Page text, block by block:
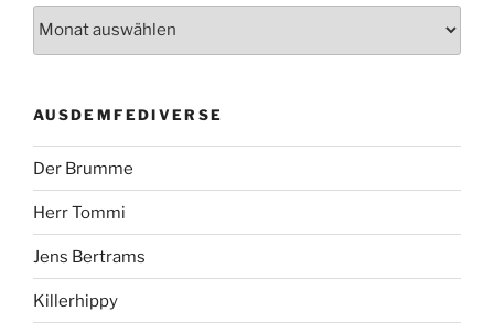
AUSDEMFEDIVERSE
Der Brumme
Herr Tommi
Jens Bertrams
Killerhippy